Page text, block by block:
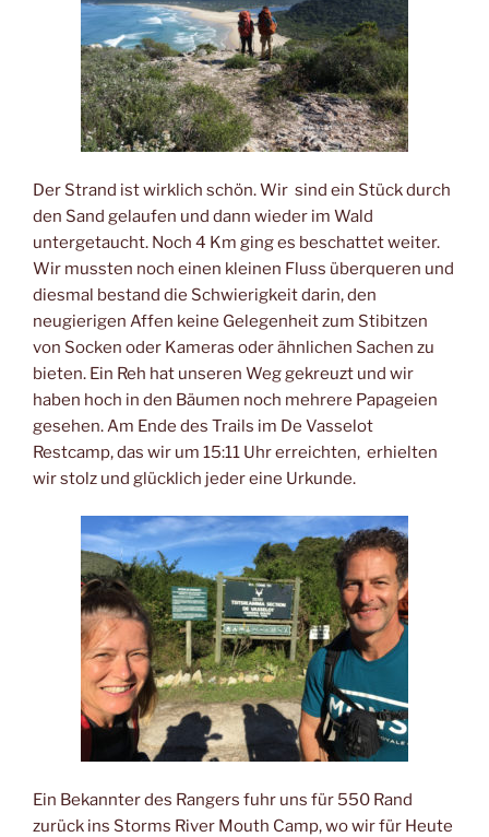
Der Strand ist wirklich schön. Wir sind ein Stück durch
den Sand gelaufen und dann wieder im Wald
untergetaucht. Noch 4 Km ging es beschattet weiter.
Wir mussten noch einen kleinen Fluss überqueren und
diesmal bestand die Schwierigkeit darin, den
neugierigen Affen keine Gelegenheit zum Stibitzen
von Socken oder Kameras oder ähnlichen Sachen zu
bieten. Ein Reh hat unseren Weg gekreuzt und wir
haben hoch in den Bäumen noch mehrere Papageien
gesehen. Am Ende des Trails im De Vasselot
Restcamp, das wir um 15:11 Uhr erreichten, erhielten
wir stolz und glücklich jeder eine Urkunde.
Ein Bekannter des Rangers fuhr uns für 550 Rand
zurück ins Storms River Mouth Camp, wo wir für Heute